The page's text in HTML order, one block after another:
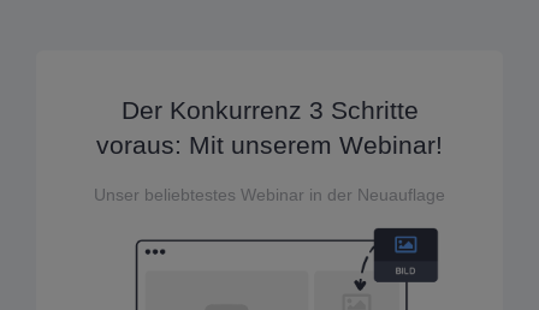
Der Konkurrenz 3 Schritte
voraus: Mit unserem Webinar!
Unser beliebtestes Webinar in der Neuauflage